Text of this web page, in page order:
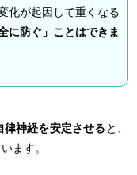
化が起因して重くなる
に防ぐ」ことはできま
律神経を安定させる と、
ます。